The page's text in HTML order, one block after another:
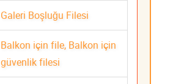
Galeri Boşluğu Filesi
Balkon için file, Balkon için
güvenlik filesi